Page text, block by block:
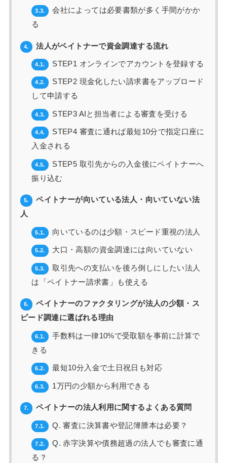
3.3.
会社によっては必要書類が多く手間がかか
る
4. 法人がペイトナーで資金調達する流れ
4.1. STEP1 オンラインでアカウントを登録する
4.2.
STEP2 現金化したい請求書をアップロード
して申請する
4.3. STEP3 AIと担当者による審査を受ける
4.4.
STEP4 審査に通れば最短10分で指定口座に
入金される
4.5.
STEP5 取引先からの入金後にペイトナーへ
振り込む
5.
ペイトナーが向いている法人・向いていない法
人
5.1. 向いているのは少額・スピード重視の法人
5.2. 大口・高額の資金調達には向いていない
5.3.
取引先への支払いを後ろ倒しにしたい法人
は「ペイトナー請求書」も使える
6.
ペイトナーのファクタリングが法人の少額・ス
ピード調達に選ばれる理由
6.1.
手数料は一律10%で受取額を事前に計算で
きる
6.2. 最短10分入金で土日祝日も対応
6.3. 1万円の少額から利用できる
7. ペイトナーの法人利用に関するよくある質問
7.1. Q. 審査に決算書や登記簿謄本は必要？
7.2.
Q. 赤字決算や債務超過の法人でも審査に通
る？